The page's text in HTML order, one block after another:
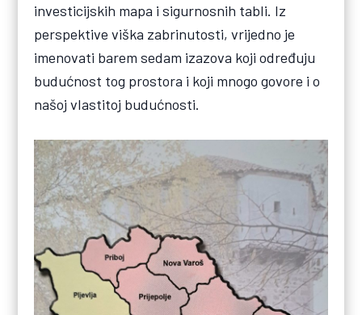
investicijskih mapa i sigurnosnih tabli. Iz
perspektive viška zabrinutosti, vrijedno je
imenovati barem sedam izazova koji određuju
budućnost tog prostora i koji mnogo govore i o
našoj vlastitoj budućnosti.